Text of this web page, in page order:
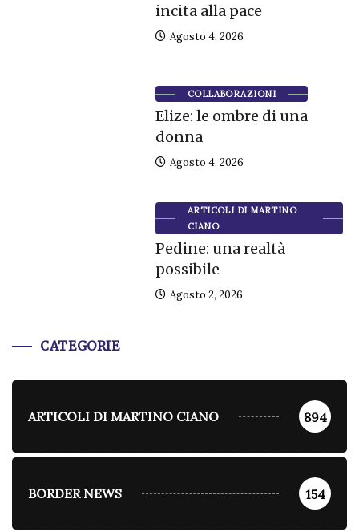
incita alla pace
Agosto 4, 2026
COLLABORAZIONI
Elize: le ombre di una
donna
Agosto 4, 2026
ARTICOLI DI MARTINO
CIANO
Pedine: una realtà
possibile
Agosto 2, 2026
CATEGORIE
ARTICOLI DI MARTINO CIANO 894
BORDER NEWS 154